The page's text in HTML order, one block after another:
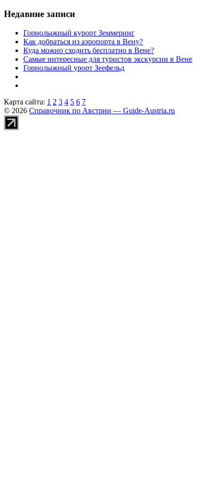
Недавние записи
Горнолыжный курорт Земмеринг
Как добраться из аэропорта в Вену?
Куда можно сходить бесплатно в Вене?
Самые интересные для туристов экскурсии в Вене
Горнолыжный урорт Зеефельд
Карта сайта: 1 2 3 4 5 6 7
© 2026 Справочник по Австрии — Guide-Austria.ru